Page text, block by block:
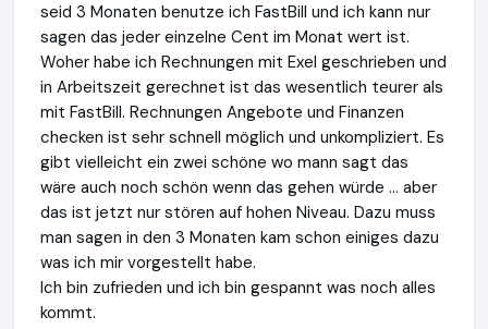
seid 3 Monaten benutze ich FastBill und ich kann nur
sagen das jeder einzelne Cent im Monat wert ist.
Woher habe ich Rechnungen mit Exel geschrieben und
in Arbeitszeit gerechnet ist das wesentlich teurer als
mit FastBill. Rechnungen Angebote und Finanzen
checken ist sehr schnell möglich und unkompliziert. Es
gibt vielleicht ein zwei schöne wo mann sagt das
wäre auch noch schön wenn das gehen würde ... aber
das ist jetzt nur stören auf hohen Niveau. Dazu muss
man sagen in den 3 Monaten kam schon einiges dazu
was ich mir vorgestellt habe.
Ich bin zufrieden und ich bin gespannt was noch alles
kommt.